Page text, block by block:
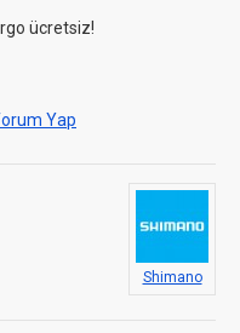
ücretsiz!
Yap
Shimano